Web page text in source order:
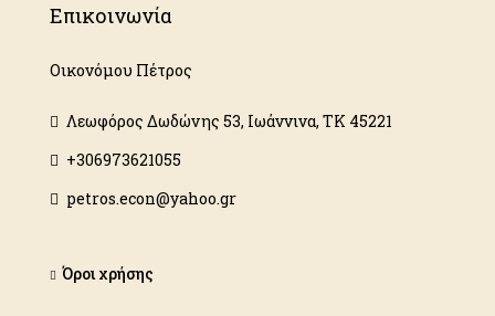
Επικοινωνία
Οικονόμου Πέτρος
Λεωφόρος Δωδώνης 53, Ιωάννινα, ΤΚ 45221
+306973621055
petros.econ@yahoo.gr
Όροι χρήσης